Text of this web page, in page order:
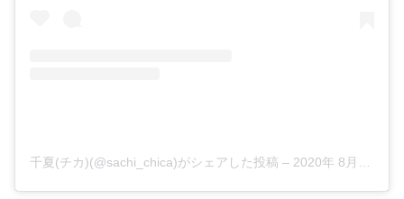
千夏(チカ)(@sachi_chica)がシェアした投稿 – 2020年 8月月28日午後6時41分PDT